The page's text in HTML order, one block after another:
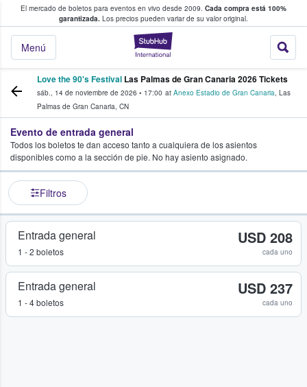
El mercado de boletos para eventos en vivo desde 2009. Cada compra está 100%
garantizada. Los precios pueden variar de su valor original.
StubHub: donde
Menú
fans compran y venden boletos
Love the 90's Festival Las Palmas de Gran Canaria 2026 Tickets
sáb., 14 de noviembre de 2026 • 17:00 at Anexo Estadio de Gran Canaria, Las
Palmas de Gran Canaria, CN
Evento de entrada general
Todos los boletos te dan acceso tanto a cualquiera de los asientos
disponibles como a la sección de pie. No hay asiento asignado.
Filtros
Entrada general
1 - 2 boletos
USD 208
cada uno
Entrada general
1 - 4 boletos
USD 237
cada uno